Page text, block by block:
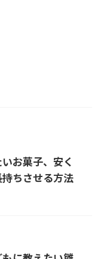
お菓子、安く
ちさせる方法